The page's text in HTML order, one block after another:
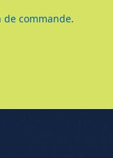
de commande.